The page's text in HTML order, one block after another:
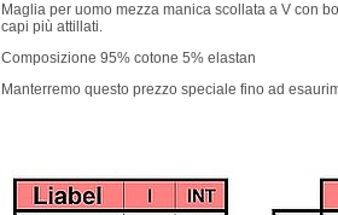
Maglia per uomo mezza manica scollata a V con
capi più attillati.
Composizione 95% cotone 5% elastan
Manterremo questo prezzo speciale fino ad